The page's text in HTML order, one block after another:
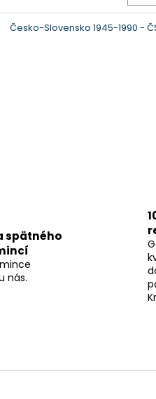
Česko-Slovensko 1945-1990 -
spätného
nás.